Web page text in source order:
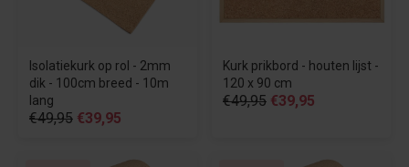
Isolatiekurk op rol - 2mm
dik - 100cm breed - 10m
lang
€49,95 €39,95
Kurk prikbord - houten lijst -
120 x 90 cm
€49,95 €39,95